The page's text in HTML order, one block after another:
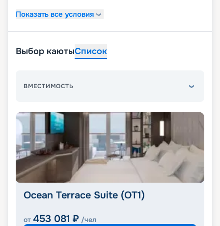
Показать все условия
Выбор каютыСписок
ВМЕСТИМОСТЬ
Ocean Terrace Suite (OT1)
от 453 081 ₽ /чел